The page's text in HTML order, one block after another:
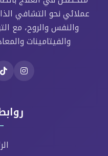
عملائي نحو التشافي
والنفس والروح، مع
والفيتامينات